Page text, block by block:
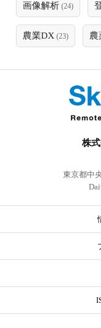
画像解析 (24)
農業DX (23) 農
株
東京都中